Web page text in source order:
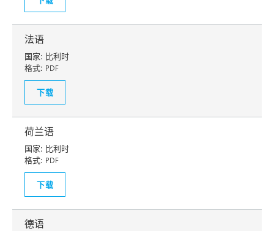
法语
国家: 比利时
格式: PDF
下载
荷兰语
国家: 比利时
格式: PDF
下载
德语